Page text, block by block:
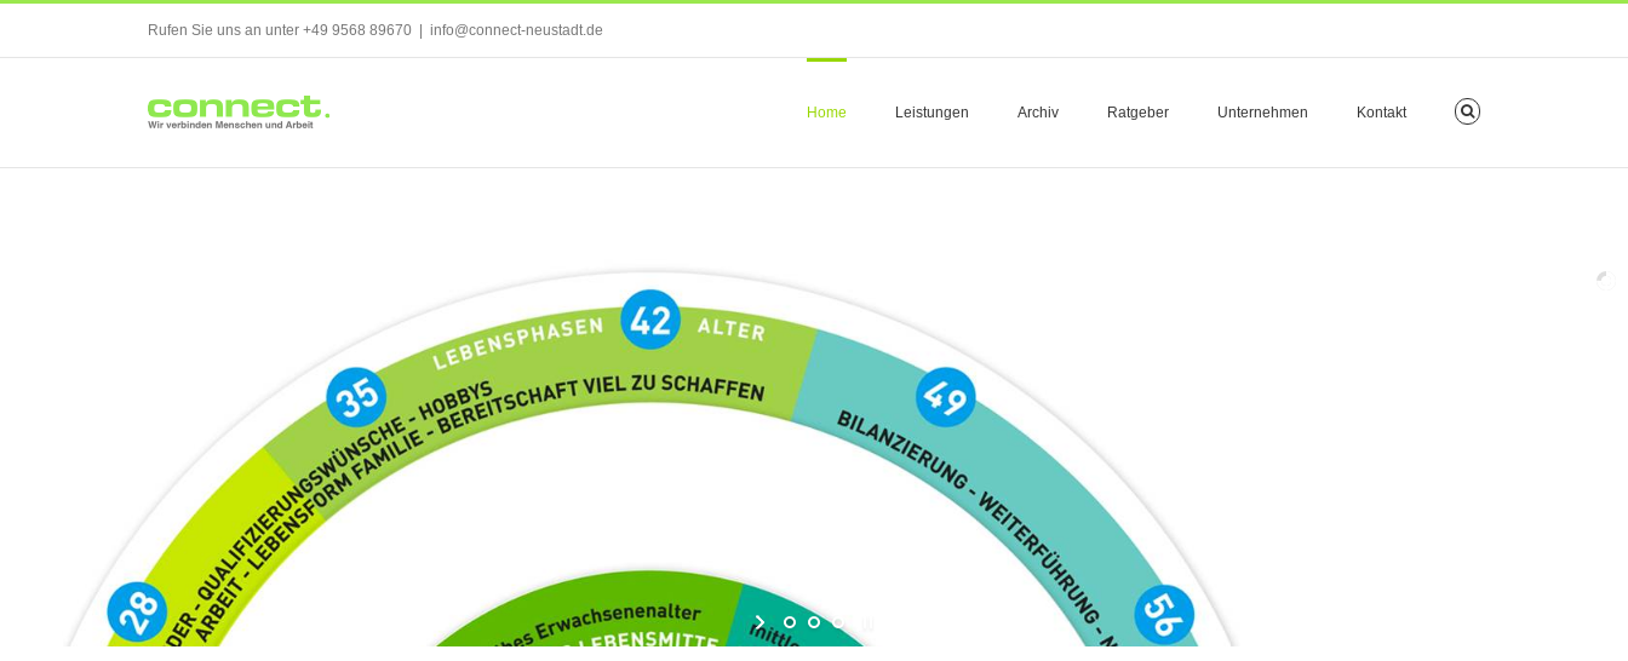
content
Rufen Sie uns an unter +49 9568 89670 info@connect-neustadt.de
Home Leistungen Archiv Ratgeber Unternehmen Kontakt